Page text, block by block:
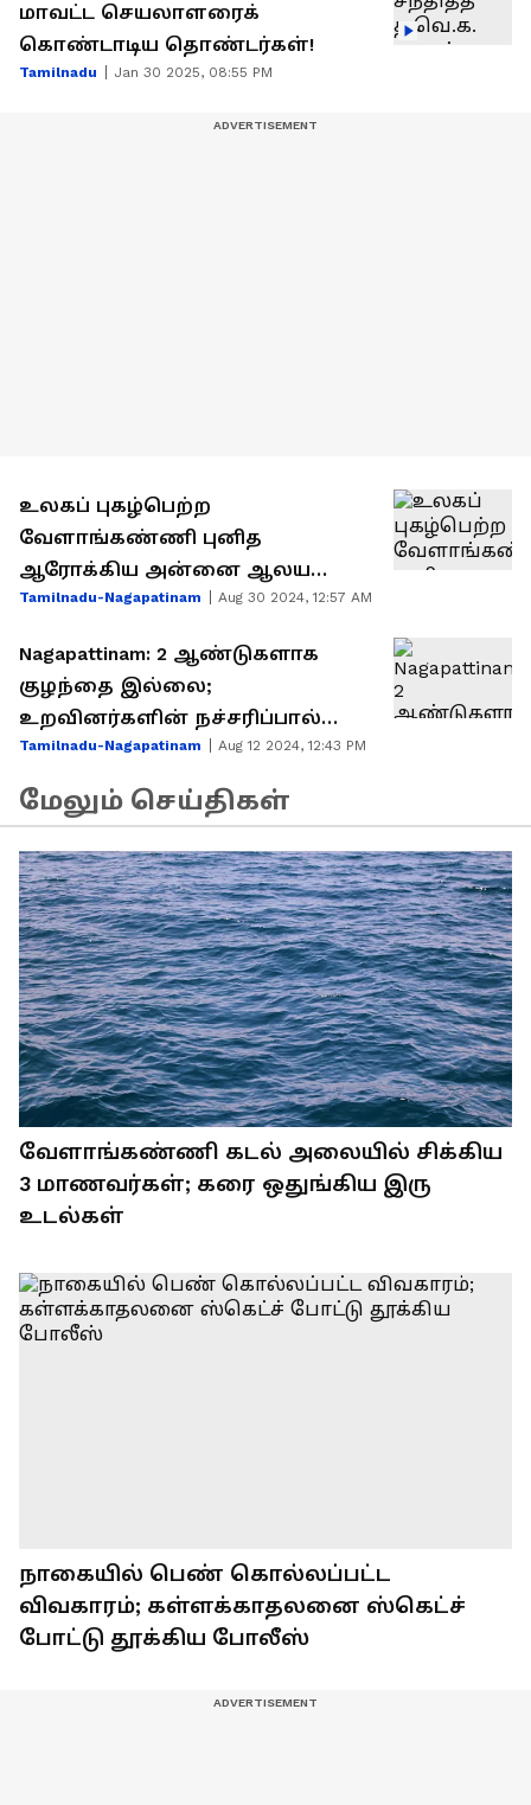
மாவட்ட செயலாளரைக்
கொண்டாடிய தொண்டர்கள்!
Tamilnadu Jan 30 2025, 08:55 PM
உலகப் புகழ்பெற்ற
வேளாங்கண்ணி புனித
ஆரோக்கிய அன்னை ஆலய
திருவிழா கோலாகலமாக
Tamilnadu-Nagapatinam Aug 30 2024, 12:57 AM
Nagapattinam: 2 ஆண்டுகளாக
குழந்தை இல்லை;
உறவினர்களின் நச்சரிப்பால்
தம்பதி விபரீத முடிவு?
Tamilnadu-Nagapatinam Aug 12 2024, 12:43 PM
மேலும் செய்திகள்
வேளாங்கண்ணி கடல் அலையில் சிக்கிய
3 மாணவர்கள்; கரை ஒதுங்கிய இரு
உடல்கள்
நாகையில் பெண் கொல்லப்பட்ட
விவகாரம்; கள்ளக்காதலனை ஸ்கெட்ச்
போட்டு தூக்கிய போலீஸ்